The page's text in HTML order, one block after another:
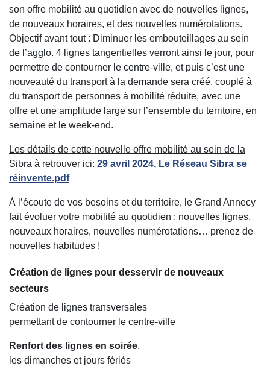
son offre mobilité au quotidien avec de nouvelles lignes,
de nouveaux horaires, et des nouvelles numérotations.
Objectif avant tout : Diminuer les embouteillages au sein
de l’agglo. 4 lignes tangentielles verront ainsi le jour, pour
permettre de contourner le centre-ville, et puis c’est une
nouveauté du transport à la demande sera créé, couplé à
du transport de personnes à mobilité réduite, avec une
offre et une amplitude large sur l’ensemble du territoire, en
semaine et le week-end.
Les détails de cette nouvelle offre mobilité au sein de la
Sibra à retrouver ici: 29 avril 2024, Le Réseau Sibra se
réinvente.pdf
À l’écoute de vos besoins et du territoire, le Grand Annecy
fait évoluer votre mobilité au quotidien : nouvelles lignes,
nouveaux horaires, nouvelles numérotations… prenez de
nouvelles habitudes !
Création de lignes pour desservir de nouveaux
secteurs
Création de lignes transversales
permettant de contourner le centre-ville
Renfort des lignes en soirée,
les dimanches et jours fériés